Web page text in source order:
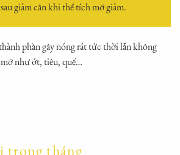
giảm cân khi thể tích mỡ giảm.
phần gây nóng rát tức thời lẫn không
như ớt, tiêu, quế…
trong tháng